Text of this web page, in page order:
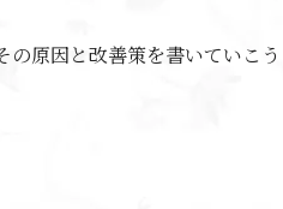
の原因と改善策を書いていこう